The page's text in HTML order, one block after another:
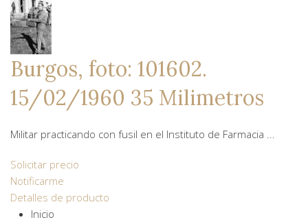
Burgos, foto: 101602.
15/02/1960 35 Milimetros
Militar practicando con fusil en el Instituto de Farmacia ...
Solicitar precio
Notificarme
Detalles de producto
Inicio